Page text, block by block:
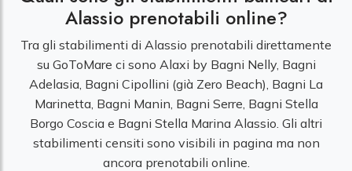
Alassio prenotabili online?
Tra gli stabilimenti di Alassio prenotabili direttamente
su GoToMare ci sono Alaxi by Bagni Nelly, Bagni
Adelasia, Bagni Cipollini (già Zero Beach), Bagni La
Marinetta, Bagni Manin, Bagni Serre, Bagni Stella
Borgo Coscia e Bagni Stella Marina Alassio. Gli altri
stabilimenti censiti sono visibili in pagina ma non
ancora prenotabili online.